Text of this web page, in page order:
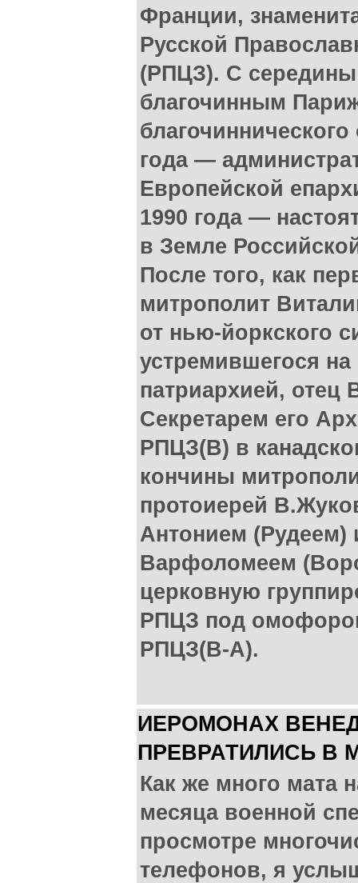
Франции,
Русской
(РПЦЗ). С
благочинным
года —
Европейской
1990 года —
в Земле
После того, как
митрополит
от нью-йоркского
устремившегося
патриархией, отец
Секретарем его
РПЦЗ(В) в
кончины
протоиерей
Антонием (Рудеем)
Варфоломеем
церковную
РПЦЗ под
РПЦЗ(В-А).
ИЕРОМОНАХ
ПРЕВРАТИЛИСЬ В
Как же много мата
месяца военной
просмотре
телефонов, я